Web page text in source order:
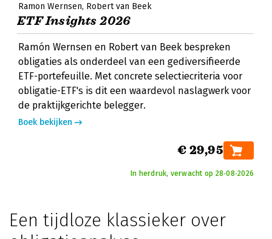
Ramón Wernsen Robert van Beek
ETF Insights 2026
Ramón Wernsen en Robert van Beek bespreken
obligaties als onderdeel van een gediversifieerde
ETF-portefeuille. Met concrete selectiecriteria voor
obligatie-ETF's is dit een waardevol naslagwerk voor
de praktijkgerichte belegger.
Boek bekijken
€ 29,95
In herdruk, verwacht op 28‑08‑2026
Een tijdloze klassieker over